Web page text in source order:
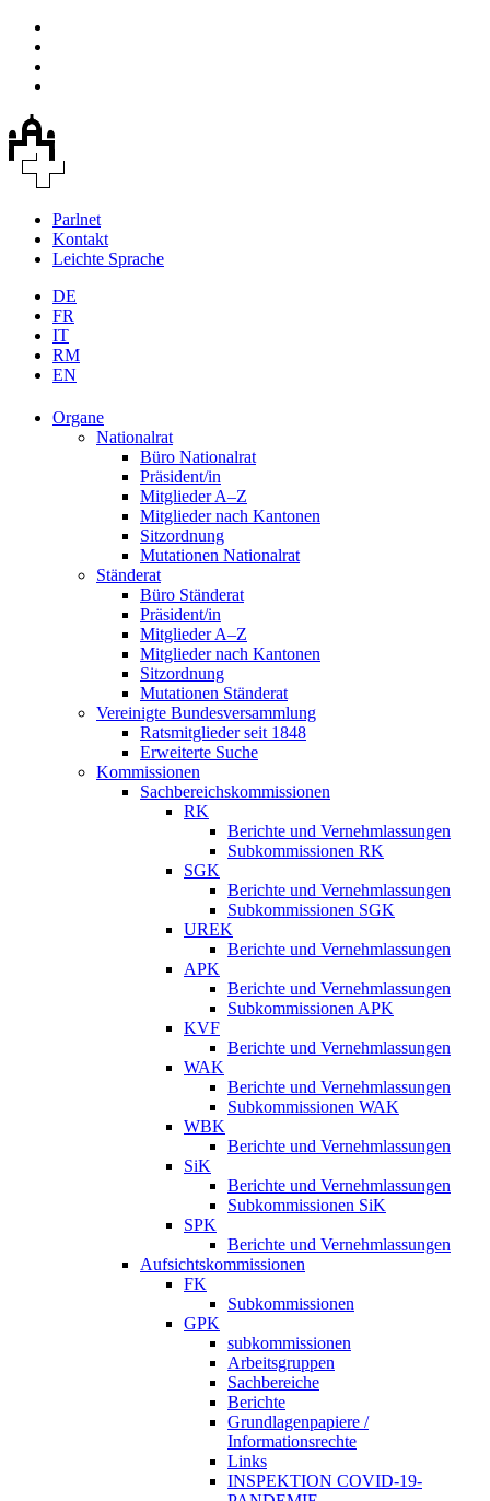
Parlnet
Kontakt
Leichte Sprache
DE
FR
IT
RM
EN
Organe
Nationalrat
Büro Nationalrat
Präsident/in
Mitglieder A–Z
Mitglieder nach Kantonen
Sitzordnung
Mutationen Nationalrat
Ständerat
Büro Ständerat
Präsident/in
Mitglieder A–Z
Mitglieder nach Kantonen
Sitzordnung
Mutationen Ständerat
Vereinigte Bundesversammlung
Ratsmitglieder seit 1848
Erweiterte Suche
Kommissionen
Sachbereichskommissionen
RK
Berichte und Vernehmlassungen
Subkommissionen RK
SGK
Berichte und Vernehmlassungen
Subkommissionen SGK
UREK
Berichte und Vernehmlassungen
APK
Berichte und Vernehmlassungen
Subkommissionen APK
KVF
Berichte und Vernehmlassungen
WAK
Berichte und Vernehmlassungen
Subkommissionen WAK
WBK
Berichte und Vernehmlassungen
SiK
Berichte und Vernehmlassungen
Subkommissionen SiK
SPK
Berichte und Vernehmlassungen
Aufsichtskommissionen
FK
Subkommissionen
GPK
subkommissionen
Arbeitsgruppen
Sachbereiche
Berichte
Grundlagenpapiere /
Informationsrechte
Links
INSPEKTION COVID-19-